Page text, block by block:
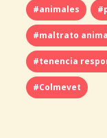
#animales
#maltrato
#tenencia
#Colmevet